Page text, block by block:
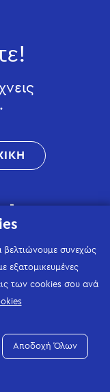
βελτιώνουμε συνεχώς
εξατομικευμένες
των cookies σου ανά
Αποδοχή Όλων